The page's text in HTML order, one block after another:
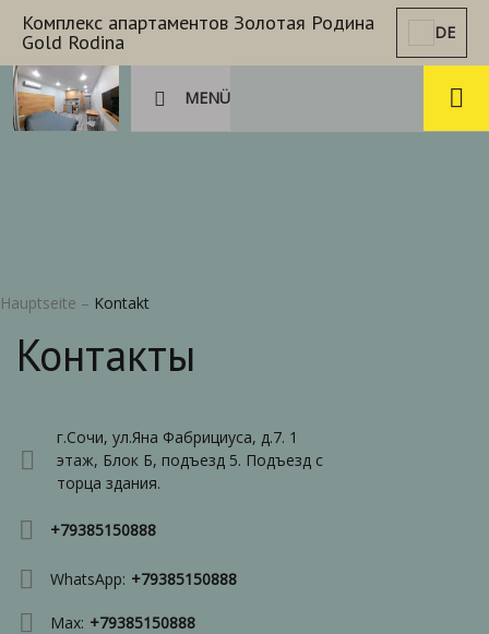
Комплекс апартаментов Золотая Родина
Gold Rodina DE
MENÜ
Hauptseite – Kontakt
Контакты
г.Сочи, ул.Яна Фабрициуса, д.7. 1
этаж, Блок Б, подъезд 5. Подъезд с
торца здания.
+79385150888
WhatsApp: +79385150888
Max: +79385150888